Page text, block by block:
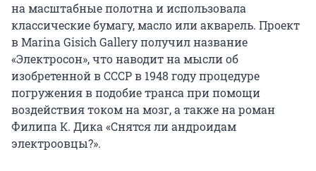
на масштабные полотна и использовала
классические бумагу, масло или акварель. Проект
в Marina Gisich Gallery получил название
«Электросон», что наводит на мысли об
изобретенной в СССР в 1948 году процедуре
погружения в подобие транса при помощи
воздействия током на мозг, а также на роман
Филипа К. Дика «Снятся ли андроидам
электроовцы?».